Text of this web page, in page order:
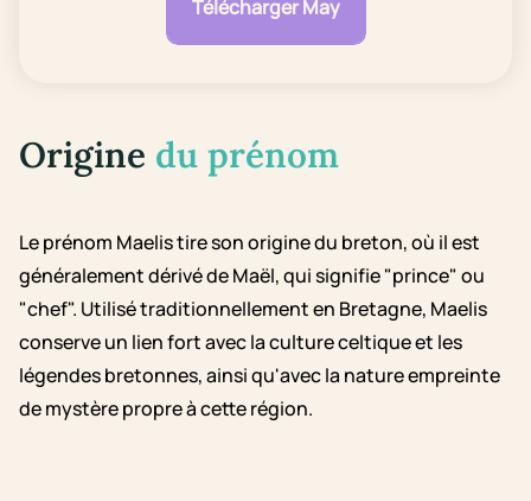
Télécharger May
Origine du prénom
Le prénom Maelis tire son origine du breton, où il est
généralement dérivé de Maël, qui signifie "prince" ou
"chef". Utilisé traditionnellement en Bretagne, Maelis
conserve un lien fort avec la culture celtique et les
légendes bretonnes, ainsi qu'avec la nature empreinte
de mystère propre à cette région.